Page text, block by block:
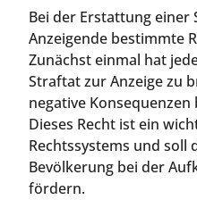
Bei der Erstattung einer
Anzeigende bestimmte
Zunächst einmal hat
Straftat zur Anzeige zu
negative
Dieses Recht ist ein
Rechtssystems und
Bevölkerung bei der
fördern.